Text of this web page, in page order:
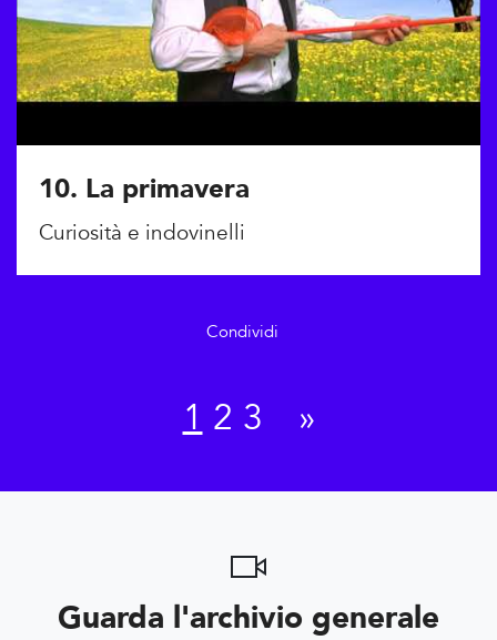
10. La primavera
Curiosità e indovinelli
Condividi
1 2 3 »
Guarda l'archivio generale